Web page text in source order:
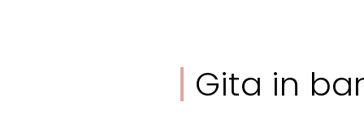
Gita in